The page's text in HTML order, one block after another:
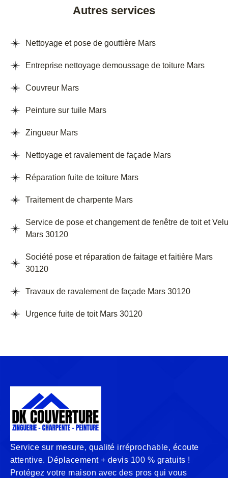
Autres services
Nettoyage et pose de gouttière Mars
Entreprise nettoyage demoussage de toiture Mars
Couvreur Mars
Peinture sur tuile Mars
Zingueur Mars
Nettoyage et ravalement de façade Mars
Réparation fuite de toiture Mars
Traitement de charpente Mars
Service de pose et changement de fenêtre de toit et
Mars 30120
Société pose et réparation de faitage et faitière Mars
30120
Travaux de ravalement de façade Mars 30120
Urgence fuite de toit Mars 30120
Service sur mesure, qualité irréprochable, écoute
attentive. Déplacement + devis 100 % gratuits !
Protégez votre maison avec des pros qui vous